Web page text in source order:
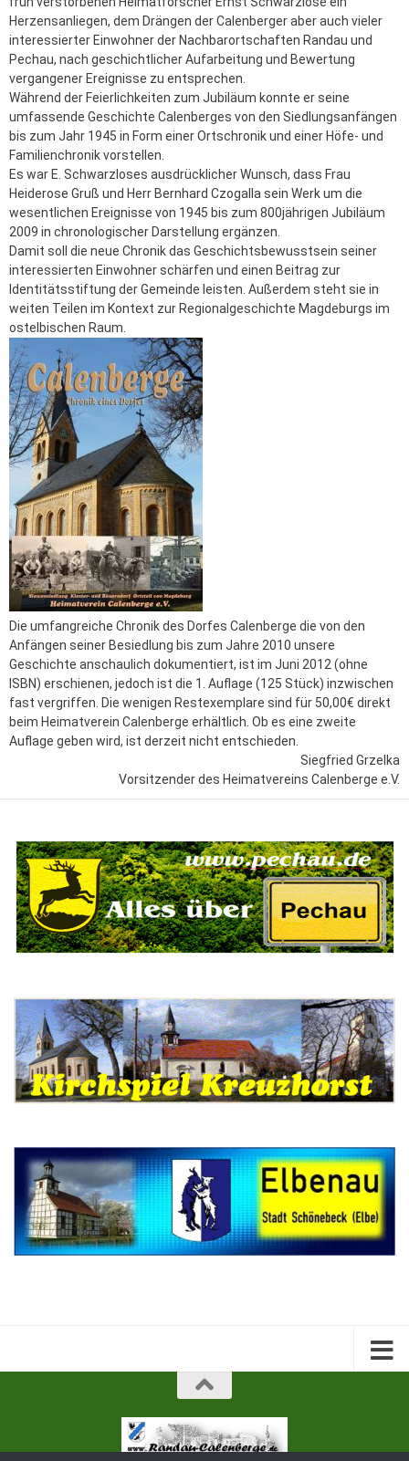
Herzensanliegen, dem Drängen der Calenberger aber auch vieler
interessierter Einwohner der Nachbarortschaften Randau und
Pechau, nach geschichtlicher Aufarbeitung und Bewertung
vergangener Ereignisse zu entsprechen.
Während der Feierlichkeiten zum Jubiläum konnte er seine
umfassende Geschichte Calenberges von den Siedlungsanfängen
bis zum Jahr 1945 in Form einer Ortschronik und einer Höfe- und
Familienchronik vorstellen.
Es war E. Schwarzloses ausdrücklicher Wunsch, dass Frau
Heiderose Gruß und Herr Bernhard Czogalla sein Werk um die
wesentlichen Ereignisse von 1945 bis zum 800jährigen Jubiläum
2009 in chronologischer Darstellung ergänzen.
Damit soll die neue Chronik das Geschichtsbewusstsein seiner
interessierten Einwohner schärfen und einen Beitrag zur
Identitätsstiftung der Gemeinde leisten. Außerdem steht sie in
weiten Teilen im Kontext zur Regionalgeschichte Magdeburgs im
ostelbischen Raum.
Die umfangreiche Chronik des Dorfes Calenberge die von den
Anfängen seiner Besiedlung bis zum Jahre 2010 unsere
Geschichte anschaulich dokumentiert, ist im Juni 2012 (ohne
ISBN) erschienen, jedoch ist die 1. Auflage (125 Stück) inzwischen
fast vergriffen. Die wenigen Restexemplare sind für 50,00€ direkt
beim Heimatverein Calenberge erhältlich. Ob es eine zweite
Auflage geben wird, ist derzeit nicht entschieden.
Siegfried Grzelka
Vorsitzender des Heimatvereins Calenberge e.V.